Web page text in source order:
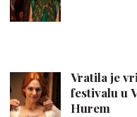
Vratila je
festivalu u
Hurem